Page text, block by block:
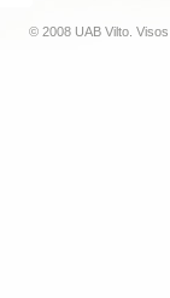
© 2008 UAB Vilto.